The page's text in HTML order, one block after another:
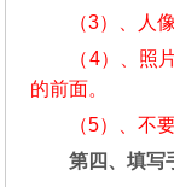
（3）、人
（4）、照
的前面。
（5）、不
第四、填写